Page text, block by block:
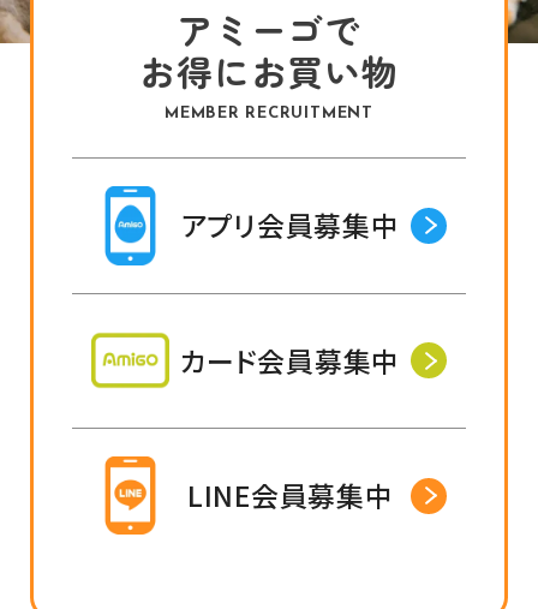
アミーゴで
お得にお買い物
MEMBER RECRUITMENT
アプリ会員募集中
カード会員募集中
LINE会員募集中